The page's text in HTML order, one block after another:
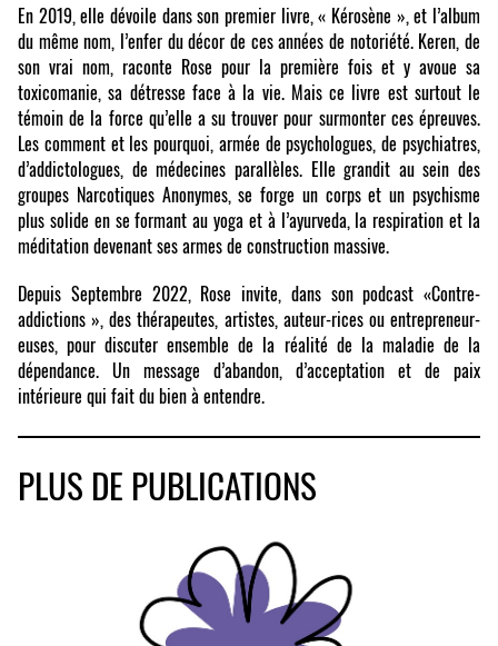
En 2019, elle dévoile dans son premier livre, « Kérosène », et l’album
du même nom, l’enfer du décor de ces années de notoriété. Keren, de
son vrai nom, raconte Rose pour la première fois et y avoue sa
toxicomanie, sa détresse face à la vie. Mais ce livre est surtout le
témoin de la force qu’elle a su trouver pour surmonter ces épreuves.
Les comment et les pourquoi, armée de psychologues, de psychiatres,
d’addictologues, de médecines parallèles. Elle grandit au sein des
groupes Narcotiques Anonymes, se forge un corps et un psychisme
plus solide en se formant au yoga et à l’ayurveda, la respiration et la
méditation devenant ses armes de construction massive.
Depuis Septembre 2022, Rose invite, dans son podcast «Contre-
addictions », des thérapeutes, artistes, auteur-rices ou entrepreneur-
euses, pour discuter ensemble de la réalité de la maladie de la
dépendance. Un message d’abandon, d’acceptation et de paix
intérieure qui fait du bien à entendre.
PLUS DE PUBLICATIONS